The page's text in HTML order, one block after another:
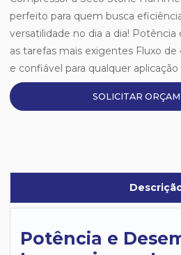
perfeito para quem busca
versatilidade no dia a dia!
as tarefas mais exigentes Fluxo
e confiável para qualquer
SOLICITAR
Potência e